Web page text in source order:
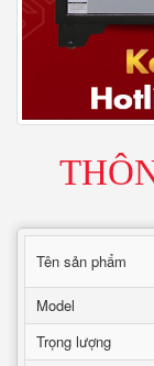
Tên sản phẩm
Model
Trọng lượng